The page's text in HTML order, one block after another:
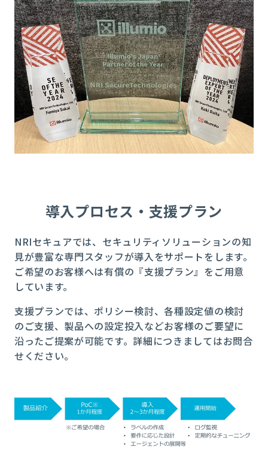
導入プロセス・支援プラン
NRIセキュアでは、セキュリティソリューションの知
見が豊富な専門スタッフが導入をサポートをします。
ご希望のお客様へは有償の『支援プラン』をご用意
しています。
支援プランでは、ポリシー検討、各種設定値の検討
のご支援、製品への設定投入などお客様のご要望に
沿ったご提案が可能です。詳細につきましてはお問合
せください。